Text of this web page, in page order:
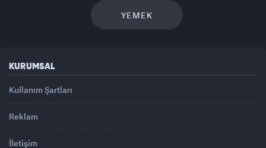
YEMEK
KURUMSAL
Kullanım Şartları
Reklam
İletişim